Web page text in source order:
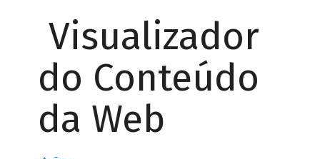
Visualizador
do Conteúdo
da Web